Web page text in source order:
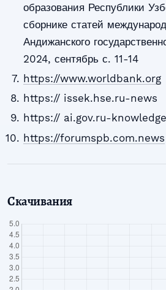
образования Республики
сборнике статей
Андижанского
2024, сентябрь с. 11-14
https://www.worldbank.org
https:// issek.hse.ru-news
https:// ai.gov.ru-
https://forumspb.com.news
Скачивания